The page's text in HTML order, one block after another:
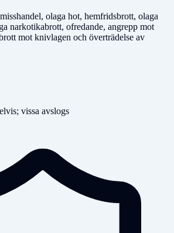
olaga hot, hemfridsbrott, olaga
narkotikabrott, ofredande, angrepp mot
mot knivlagen och överträdelse av
vissa avslogs